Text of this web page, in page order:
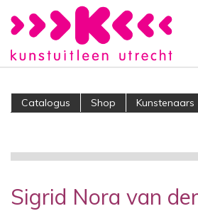
Catalogus Shop Kunstenaars
Sigrid Nora van